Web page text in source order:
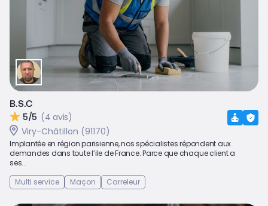
B.S.C
5/5 (4 avis)
Viry-Châtillon (91170)
Implantée en région parisienne, nos spécialistes répondent aux
demandes dans toute l’ile de France. Parce que chaque client a
ses...
Multi service
Maçon Carreleur